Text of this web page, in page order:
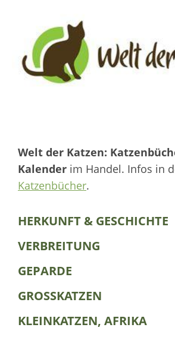
Welt der Katzen:
Kalender im Handel. Infos in
Katzenbücher.
HERKUNFT & GESCHICHTE
VERBREITUNG
GEPARDE
GROSSKATZEN
KLEINKATZEN, AFRIKA